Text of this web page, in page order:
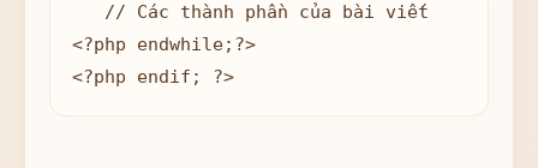
   // Các thành phần của bài viết
<?php endwhile;?>
<?php endif; ?>